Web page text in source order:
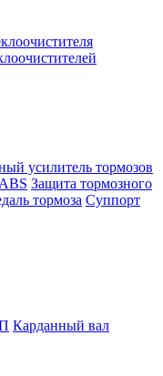
усилитель тормозов
Защита тормозного
тормоза Суппорт
Карданный вал